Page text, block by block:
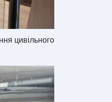
цивільного